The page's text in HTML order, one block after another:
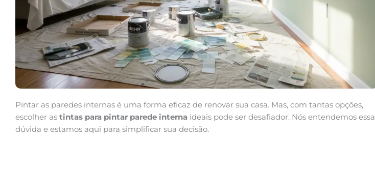
Pintar as paredes internas é uma forma eficaz de renovar sua casa. Mas, com tantas opções,
escolher as tintas para pintar parede interna ideais pode ser desafiador. Nós entendemos essa
dúvida e estamos aqui para simplificar sua decisão.